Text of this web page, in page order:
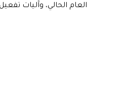
العام الحالي، وآليات